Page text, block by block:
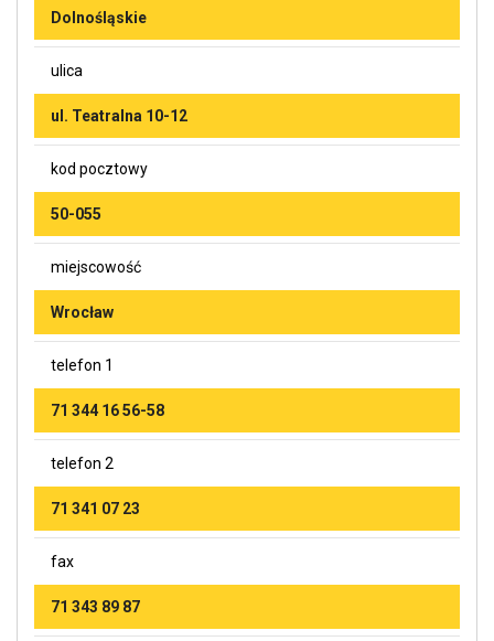
Dolnośląskie
ulica
ul. Teatralna 10-12
kod pocztowy
50-055
miejscowość
Wrocław
telefon 1
71 344 16 56-58
telefon 2
71 341 07 23
fax
71 343 89 87